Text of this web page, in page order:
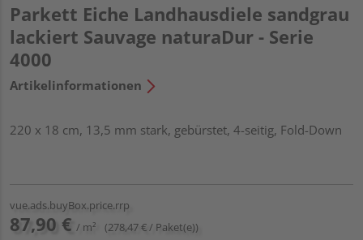
Parkett Eiche Landhausdiele sandgrau
lackiert Sauvage naturaDur - Serie
4000
Artikelinformationen
220 x 18 cm, 13,5 mm stark, gebürstet, 4-seitig, Fold-Down
vue.ads.buyBox.price.rrp
87,90 € / m² (278,47 € / Paket(e))